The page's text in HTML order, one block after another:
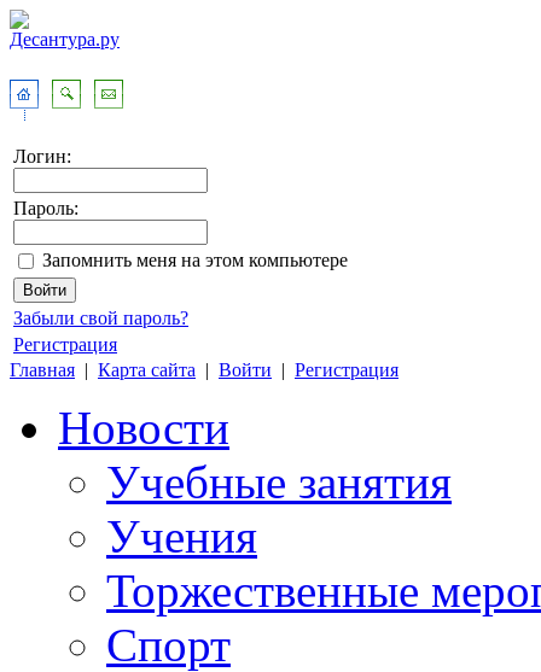
Логин:
Пароль:
Запомнить меня на этом компьютере
Забыли свой пароль?
Регистрация
Главная | Карта сайта | Войти | Регистрация
Новости
Учебные занятия
Учения
Торжественные
Спорт